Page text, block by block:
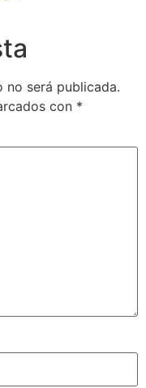
será publicada.
con *